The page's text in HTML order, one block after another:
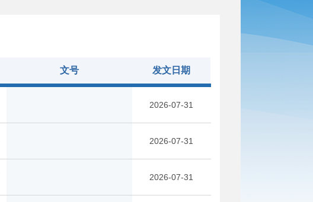
文号 发文日期
2026-07-31
2026-07-31
2026-07-31